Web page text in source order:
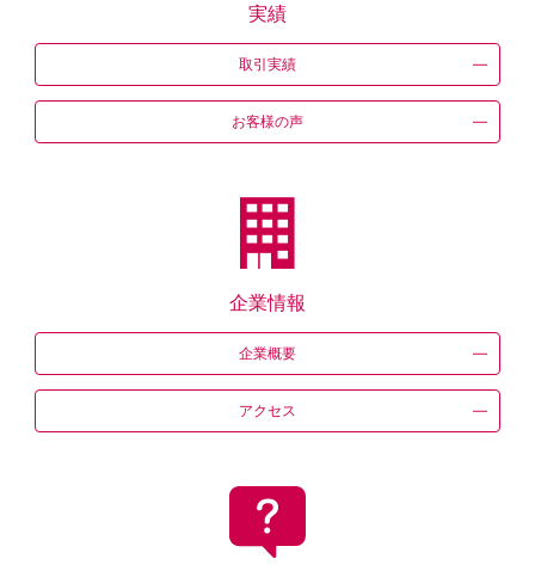
実績
取引実績
お客様の声
企業情報
企業概要
アクセス